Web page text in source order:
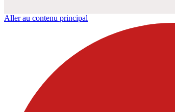
Aller au contenu principal